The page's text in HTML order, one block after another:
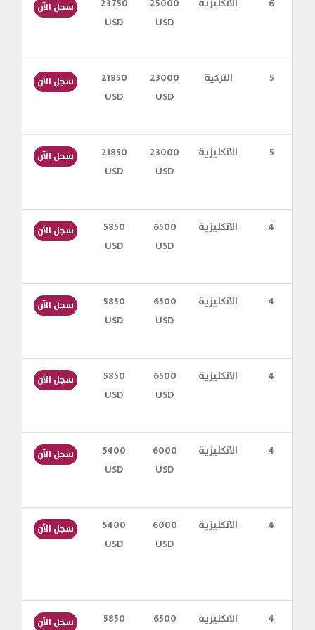
6 الانكليزية
25000
USD
23750
USD
سجل الآن
5 التركية
23000
USD
21850
USD
سجل الآن
5 الانكليزية
23000
USD
21850
USD
سجل الآن
4 الانكليزية
6500
USD
5850
USD
سجل الآن
4 الانكليزية
6500
USD
5850
USD
سجل الآن
4 الانكليزية
6500
USD
5850
USD
سجل الآن
4 الانكليزية
6000
USD
5400
USD
سجل الآن
4 الانكليزية
6000
USD
5400
USD
سجل الآن
4 الانكليزية 6500
5850 سجل الآن